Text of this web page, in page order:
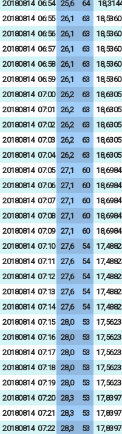
20180814 06:54 25,6 64
20180814 06:55 26,1 63
20180814 06:56 26,1 63
20180814 06:57 26,1 63
20180814 06:58 26,1 63
20180814 06:59 26,1 63
20180814 07:00 26,2 63
20180814 07:01 26,2 63
20180814 07:02 26,2 63
20180814 07:03 26,2 63
20180814 07:04 26,2 63
20180814 07:05 27,1 60
20180814 07:06 27,1 60
20180814 07:07 27,1 60
20180814 07:08 27,1 60
20180814 07:09 27,1 60
20180814 07:10 27,6 54
20180814 07:11 27,6 54
20180814 07:12 27,6 54
20180814 07:13 27,6 54
20180814 07:14 27,6 54
20180814 07:15 28,0 53
20180814 07:16 28,0 53
20180814 07:17 28,0 53
20180814 07:18 28,0 53
20180814 07:19 28,0 53
20180814 07:20 28,3 53
20180814 07:21 28,3 53
20180814 07:22 28,3 53